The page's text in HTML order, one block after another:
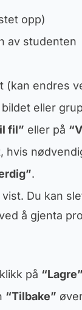
opp)
av studenten
(kan endres
eller
fil” eller på
hvis
.
Du kan
å gjenta
på “Lagre”
“Tilbake”